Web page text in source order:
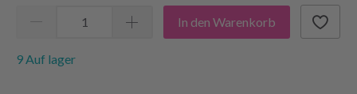
In den Warenkorb
9 Auf lager